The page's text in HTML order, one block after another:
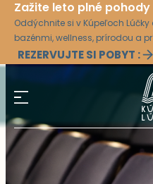
Zažite leto plné pohody
Oddýchnite si v Kúpeľoch
bazénmi, wellness, prírodou a
REZERVUJTE SI POBYT :